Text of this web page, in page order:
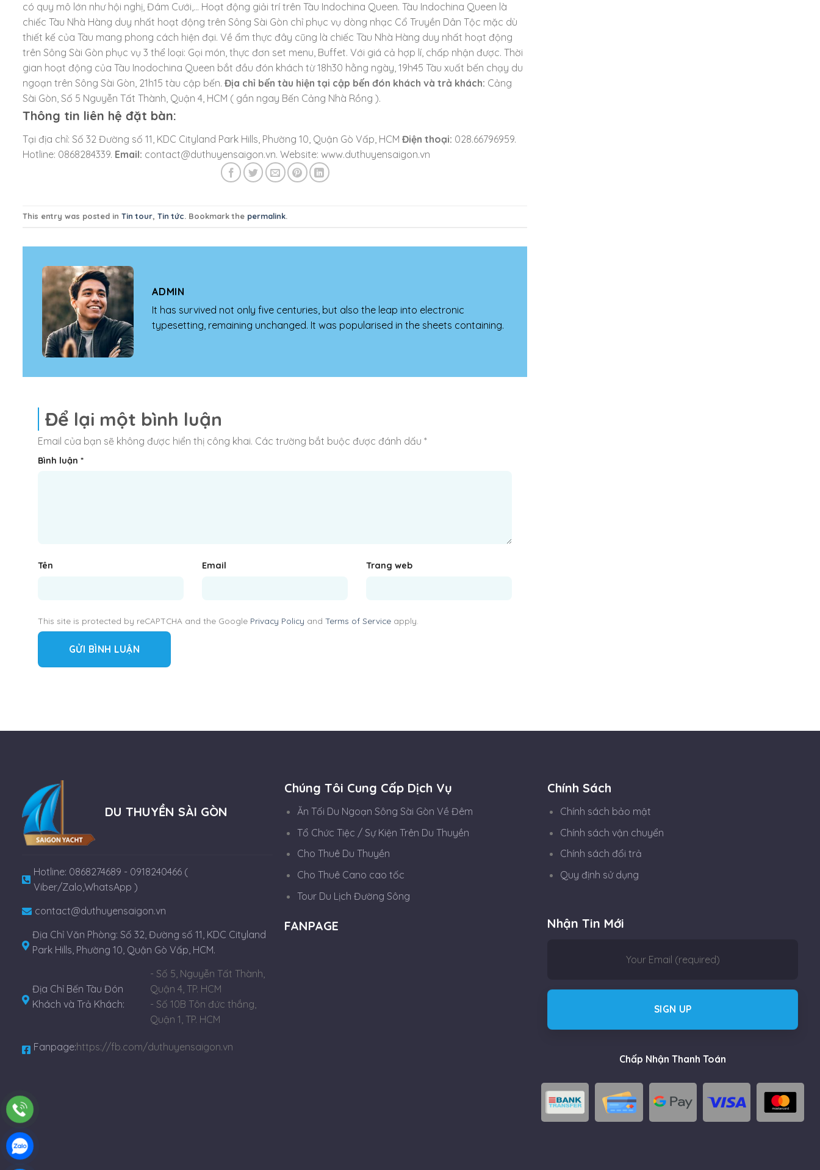
có quy mô lớn như hội nghị, Đám Cưới,… Hoạt động giải trí trên Tàu Indochina Queen. Tàu Indochina Queen là
chiếc Tàu Nhà Hàng duy nhất hoạt động trên Sông Sài Gòn chỉ phục vụ dòng nhạc Cổ Truyền Dân Tộc mặc dù
thiết kế của Tàu mang phong cách hiện đại. Về ẩm thực đây cũng là chiếc Tàu Nhà Hàng duy nhất hoạt động
trên Sông Sài Gòn phục vụ 3 thể loại: Gọi món, thực đơn set menu, Buffet. Với giá cả hợp lí, chấp nhận được. Thời
gian hoạt động của Tàu Inodochina Queen bắt đầu đón khách từ 18h30 hằng ngày, 19h45 Tàu xuất bến chạy du
ngoạn trên Sông Sài Gòn, 21h15 tàu cập bến. Địa chỉ bến tàu hiện tại cập bến đón khách và trả khách: Cảng
Sài Gòn, Số 5 Nguyễn Tất Thành, Quận 4, HCM ( gần ngay Bến Cảng Nhà Rồng ).
Thông tin liên hệ đặt bàn:
Tại địa chỉ: Số 32 Đường số 11, KDC Cityland Park Hills, Phường 10, Quận Gò Vấp, HCM Điện thoại: 028.66796959.
Hotline: 0868284339. Email: contact@duthuyensaigon.vn. Website: www.duthuyensaigon.vn
This entry was posted in Tin tour, Tin tức. Bookmark the permalink.
ADMIN
It has survived not only five centuries, but also the leap into electronic
typesetting, remaining unchanged. It was popularised in the sheets containing.
Để lại một bình luận
Email của bạn sẽ không được hiển thị công khai. Các trường bắt buộc được đánh dấu *
Bình luận *
Tên Email Trang web
This site is protected by reCAPTCHA and the Google Privacy Policy and Terms of Service apply.
DU THUYỀN SÀI GÒN
Hotline: 0868274689 - 0918240466 (
Viber/Zalo,WhatsApp )
contact@duthuyensaigon.vn
Địa Chỉ Văn Phòng: Số 32, Đường số 11, KDC Cityland
Park Hills, Phường 10, Quận Gò Vấp, HCM.
Địa Chỉ Bến Tàu Đón
Khách và Trả Khách:
- Số 5, Nguyễn Tất Thành,
Quận 4, TP. HCM
- Số 10B Tôn đức thắng,
Quận 1, TP. HCM
Fanpage:https://fb.com/duthuyensaigon.vn
Chúng Tôi Cung Cấp Dịch Vụ
Ăn Tối Du Ngoạn Sông Sài Gòn Về Đêm
Tổ Chức Tiệc / Sự Kiện Trên Du Thuyền
Cho Thuê Du Thuyền
Cho Thuê Cano cao tốc
Tour Du Lịch Đường Sông
FANPAGE
Chính Sách
Chính sách bảo mật
Chính sách vận chuyển
Chính sách đổi trả
Quy định sử dụng
Nhận Tin Mới
Chấp Nhận Thanh Toán